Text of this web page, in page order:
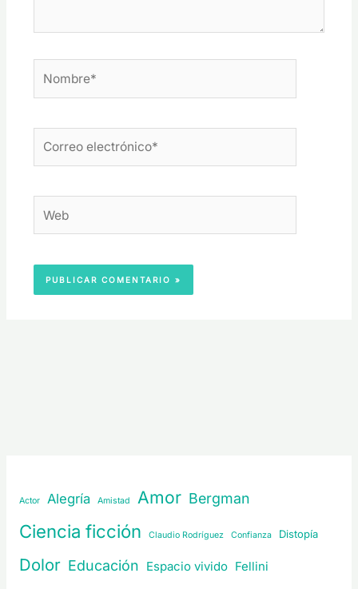
electrónico*
Actor Alegría Amistad Amor Bergman
Ciencia ficción Claudio Rodríguez Confianza Distopía
Dolor Educación Espacio vivido Fellini